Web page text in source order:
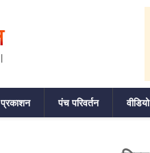
प्रकाशन पंच परिवर्तन